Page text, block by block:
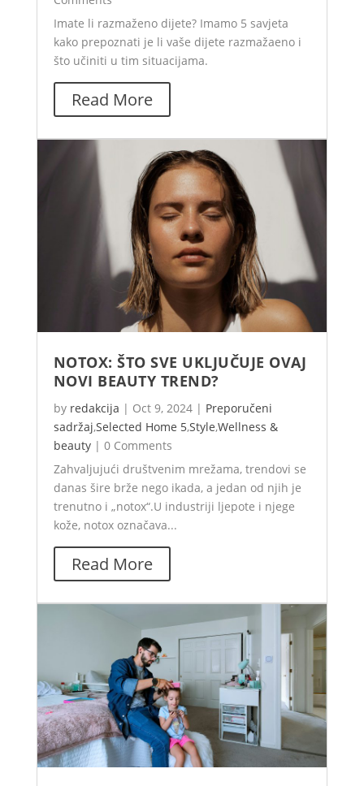
Imate li razmaženo dijete? Imamo 5 savjeta
kako prepoznati je li vaše dijete razmažaeno i
što učiniti u tim situacijama.
Read More
NOTOX: ŠTO SVE UKLJUČUJE OVAJ
NOVI BEAUTY TREND?
by redakcija | Oct 9, 2024 | Preporučeni
sadržaj,Selected Home 5,Style,Wellness &
beauty | 0 Comments
Zahvaljujući društvenim mrežama, trendovi se
danas šire brže nego ikada, a jedan od njih je
trenutno i „notox“.U industriji ljepote i njege
kože, notox označava...
Read More